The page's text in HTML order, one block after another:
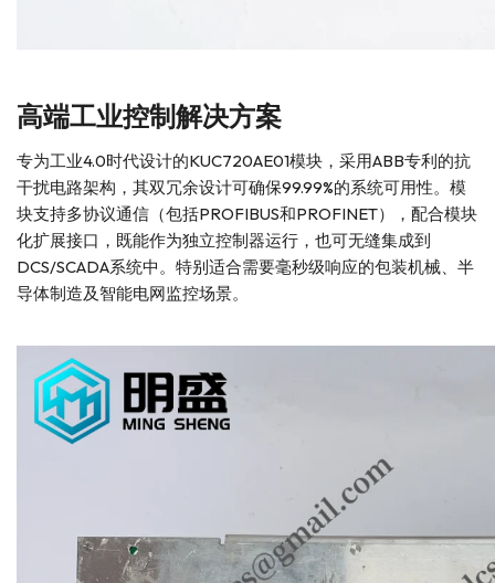
高端工业控制解决方案
专为工业4.0时代设计的KUC720AE01模块，采用ABB专利的抗
干扰电路架构，其双冗余设计可确保99.99%的系统可用性。模
块支持多协议通信（包括PROFIBUS和PROFINET），配合模块
化扩展接口，既能作为独立控制器运行，也可无缝集成到
DCS/SCADA系统中。特别适合需要毫秒级响应的包装机械、半
导体制造及智能电网监控场景。